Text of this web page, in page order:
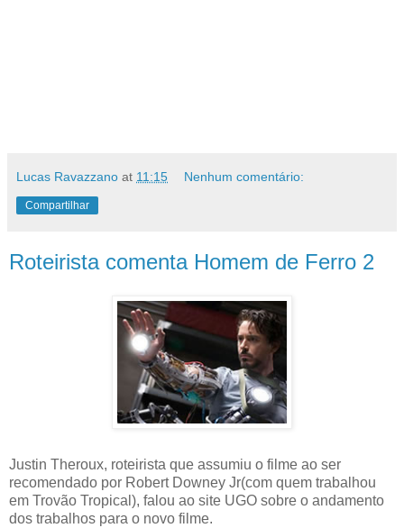
Lucas Ravazzano at 11:15 Nenhum comentário:
Compartilhar
Roteirista comenta Homem de Ferro 2
Justin Theroux, roteirista que assumiu o filme ao ser
recomendado por Robert Downey Jr(com quem trabalhou
em Trovão Tropical), falou ao site UGO sobre o andamento
dos trabalhos para o novo filme.